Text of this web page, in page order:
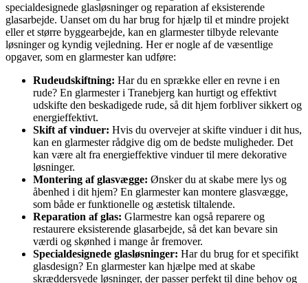
specialdesignede glasløsninger og reparation af eksisterende
glasarbejde. Uanset om du har brug for hjælp til et mindre projekt
eller et større byggearbejde, kan en glarmester tilbyde relevante
løsninger og kyndig vejledning. Her er nogle af de væsentlige
opgaver, som en glarmester kan udføre:
Rudeudskiftning: Har du en sprække eller en revne i en
rude? En glarmester i Tranebjerg kan hurtigt og effektivt
udskifte den beskadigede rude, så dit hjem forbliver sikkert og
energieffektivt.
Skift af vinduer: Hvis du overvejer at skifte vinduer i dit hus,
kan en glarmester rådgive dig om de bedste muligheder. Det
kan være alt fra energieffektive vinduer til mere dekorative
løsninger.
Montering af glasvægge: Ønsker du at skabe mere lys og
åbenhed i dit hjem? En glarmester kan montere glasvægge,
som både er funktionelle og æstetisk tiltalende.
Reparation af glas: Glarmestre kan også reparere og
restaurere eksisterende glasarbejde, så det kan bevare sin
værdi og skønhed i mange år fremover.
Specialdesignede glasløsninger: Har du brug for et specifikt
glasdesign? En glarmester kan hjælpe med at skabe
skræddersyede løsninger, der passer perfekt til dine behov og